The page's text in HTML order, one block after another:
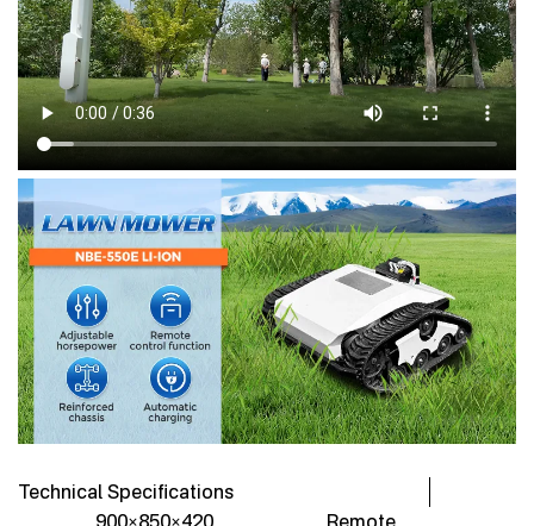
Technical Specifications
900×850×420
Remote